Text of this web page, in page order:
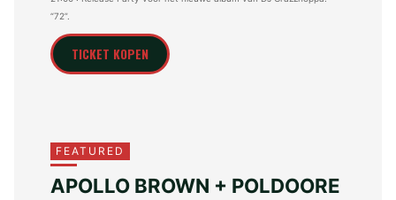
“72”.
TICKET KOPEN
FEATURED
APOLLO BROWN + POLDOORE